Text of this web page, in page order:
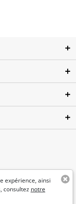
expérience, ainsi
consultez notre